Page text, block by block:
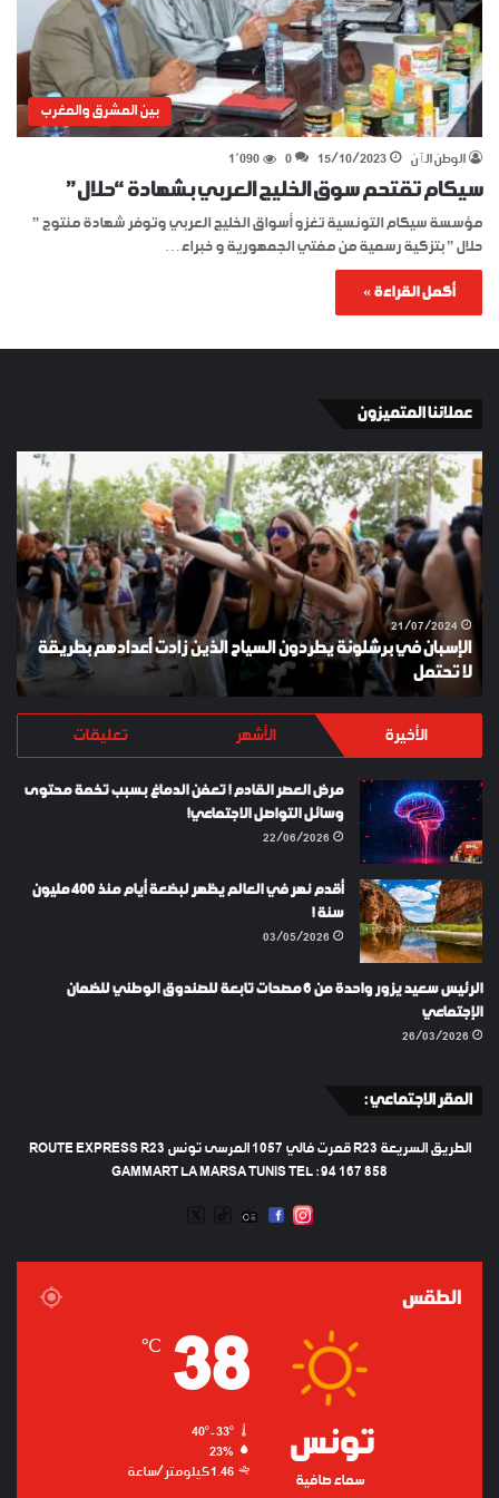
بين المشرق والمغرب
الوطن الٱن 15/10/2023
0 1٬090
سيكام تقتحم سوق الخليج العربي بشهادة “حلال”
مؤسسة سيكام التونسية تغزو أسواق الخليج العربي وتوفر شهادة منتوج ”
حلال ” بتزكية رسمية من مفتي الجمهورية و خبراء…
أكمل القراءة »
عملائنا المتميزون
الإسبان
في
برشلونة
يطردون
السياح
الذين
زادت
أعدادهم
بطريقة
تحتمل
21/07/2024
الإسبان في برشلونة يطردون السياح الذين زادت أعدادهم بطريقة
لا تحتمل
الأخيرة الأشهر تعليقات
مرض العصر القادم ! تعفن الدماغ بسبب تخمة محتوى
وسائل التواصل الاجتماعي!
22/06/2026
أقدم نهر في العالم يظهر لبضعة أيام منذ 400 مليون
سنة !
03/05/2026
الرئيس سعيد يزور واحدة من 6 مصحات تابعة للصندوق الوطني للضمان
الإجتماعي
26/03/2026
المقر الاجتماعي :
الطريق السريعة R23 قمرت فالي 1057 المرسى تونس ROUTE EXPRESS R23
GAMMART LA MARSA TUNIS TEL : 94 167 858
INSTAGRAM
FACEBOOK
RADIO
TIKTOK
الطقس
تونس
سماء صافية
38
℃
23%
1.46 كيلومتر/ساعة